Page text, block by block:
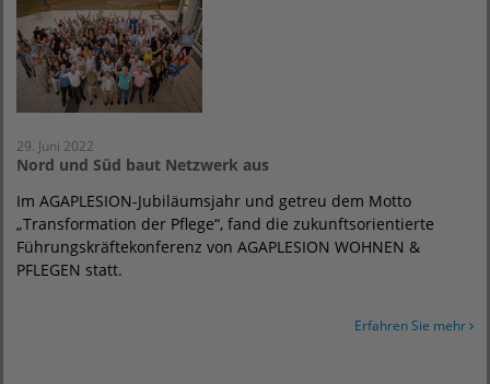
29. Juni 2022
Nord und Süd baut Netzwerk aus
Im AGAPLESION-Jubiläumsjahr und getreu dem Motto
„Transformation der Pflege“, fand die zukunftsorientierte
Führungskräftekonferenz von AGAPLESION WOHNEN &
PFLEGEN statt.
Erfahren Sie mehr